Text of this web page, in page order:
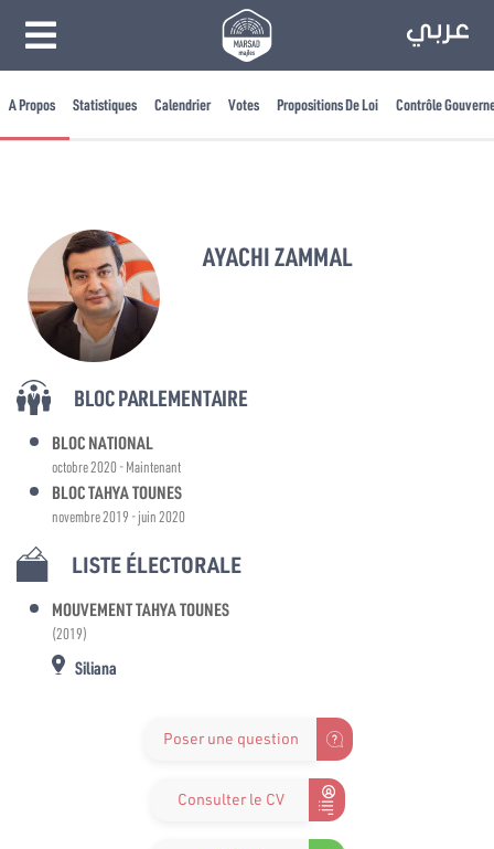
A Propos Statistiques Calendrier Votes Propositions De Loi Contrôle
AYACHI ZAMMAL
BLOC PARLEMENTAIRE
BLOC NATIONAL
octobre 2020 - Maintenant
BLOC TAHYA TOUNES
novembre 2019 - juin 2020
LISTE ÉLECTORALE
MOUVEMENT TAHYA TOUNES
(2019)
Siliana
Poser une question
Consulter le CV